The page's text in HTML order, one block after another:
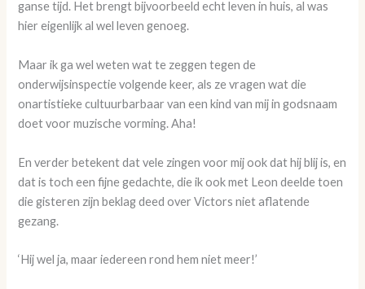
ganse tijd. Het brengt bijvoorbeeld echt leven in huis, al was
hier eigenlijk al wel leven genoeg.
Maar ik ga wel weten wat te zeggen tegen de
onderwijsinspectie volgende keer, als ze vragen wat die
onartistieke cultuurbarbaar van een kind van mij in godsnaam
doet voor muzische vorming. Aha!
En verder betekent dat vele zingen voor mij ook dat hij blij is, en
dat is toch een fijne gedachte, die ik ook met Leon deelde toen
die gisteren zijn beklag deed over Victors niet aflatende
gezang.
‘Hij wel ja, maar iedereen rond hem niet meer!’